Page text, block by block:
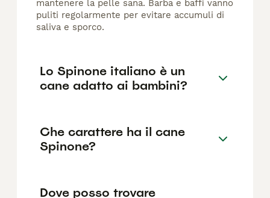
mantenere la pelle sana. Barba e baffi vanno
puliti regolarmente per evitare accumuli di
saliva e sporco.
Lo Spinone italiano è un
cane adatto ai bambini?
Che carattere ha il cane
Spinone?
Dove posso trovare